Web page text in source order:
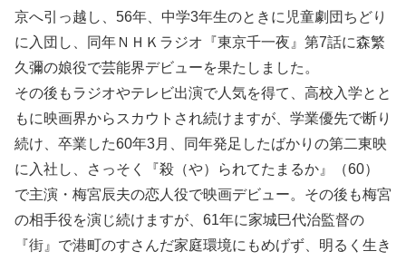
京へ引っ越し、56年、中学3年生のときに児童劇団ちどり
に入団し、同年ＮＨＫラジオ『東京千一夜』第7話に森繁
久彌の娘役で芸能界デビューを果たしました。
その後もラジオやテレビ出演で人気を得て、高校入学とと
もに映画界からスカウトされ続けますが、学業優先で断り
続け、卒業した60年3月、同年発足したばかりの第二東映
に入社し、さっそく『殺（や）られてたまるか』（60）
で主演・梅宮辰夫の恋人役で映画デビュー。その後も梅宮
の相手役を演じ続けますが、61年に家城巳代治監督の
『街』で港町のすさんだ家庭環境にもめげず、明るく生き